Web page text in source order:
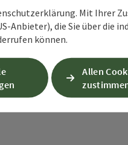
Mit Ihrer
Anbieter), die Sie über die
können.
Allen